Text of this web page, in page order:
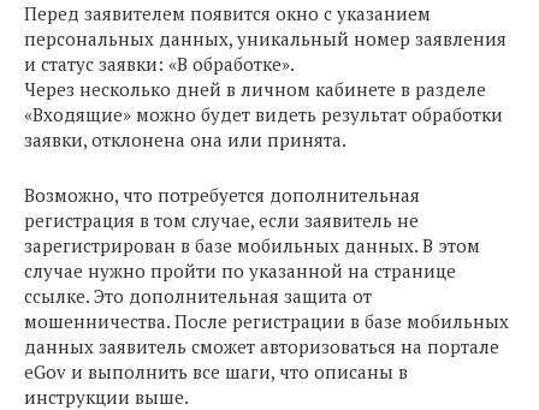
Перед заявителем появится окно с указанием
персональных данных, уникальный номер заявления
и статус заявки: «В обработке».
Через несколько дней в личном кабинете в разделе
«Входящие» можно будет видеть результат обработки
заявки, отклонена она или принята.
Возможно, что потребуется дополнительная
регистрация в том случае, если заявитель не
зарегистрирован в базе мобильных данных. В этом
случае нужно пройти по указанной на странице
ссылке. Это дополнительная защита от
мошенничества. После регистрации в базе мобильных
данных заявитель сможет авторизоваться на портале
eGov и выполнить все шаги, что описаны в
инструкции выше.